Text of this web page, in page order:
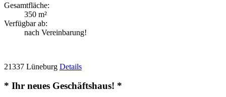
Gesamtfläche:
350 m²
Verfügbar ab:
nach Vereinbarung!
21337 Lüneburg Details
* Ihr neues Geschäftshaus! *